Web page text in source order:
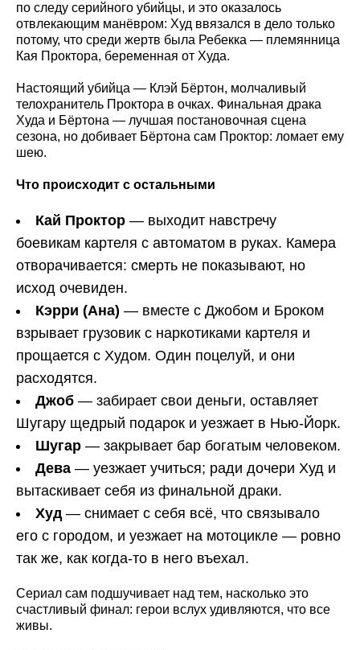
по следу серийного убийцы, и это оказалось
отвлекающим манёвром: Худ ввязался в дело только
потому, что среди жертв была Ребекка — племянница
Кая Проктора, беременная от Худа.
Настоящий убийца — Клэй Бёртон, молчаливый
телохранитель Проктора в очках. Финальная драка
Худа и Бёртона — лучшая постановочная сцена
сезона, но добивает Бёртона сам Проктор: ломает ему
шею.
Что происходит с остальными
Кай Проктор — выходит навстречу
боевикам картеля с автоматом в руках. Камера
отворачивается: смерть не показывают, но
исход очевиден.
Кэрри (Ана) — вместе с Джобом и Броком
взрывает грузовик с наркотиками картеля и
прощается с Худом. Один поцелуй, и они
расходятся.
Джоб — забирает свои деньги, оставляет
Шугару щедрый подарок и уезжает в Нью-Йорк.
Шугар — закрывает бар богатым человеком.
Дева — уезжает учиться; ради дочери Худ и
вытаскивает себя из финальной драки.
Худ— снимает с себя всё, что связывало
его с городом, и уезжает на мотоцикле — ровно
так же, как когда-то в него въехал.
Сериал сам подшучивает над тем, насколько это
счастливый финал: герои вслух удивляются, что все
живы.